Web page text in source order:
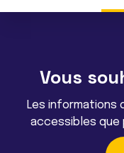
Vous
Les informations
accessibles que